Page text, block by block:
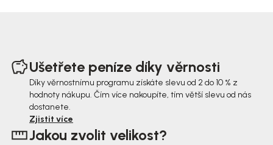
Ušetřete peníze díky věrnosti
Díky věrnostnímu programu získáte slevu od 2 do 10 % z
hodnoty nákupu. Čím více nakoupíte, tím větší slevu od nás
dostanete.
Zjistit více
Jakou zvolit velikost?